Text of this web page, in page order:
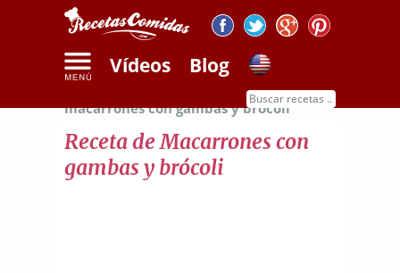
Vídeos Blog
Receta de
macarrones con gambas y brócoli
Receta de Macarrones con
gambas y brócoli